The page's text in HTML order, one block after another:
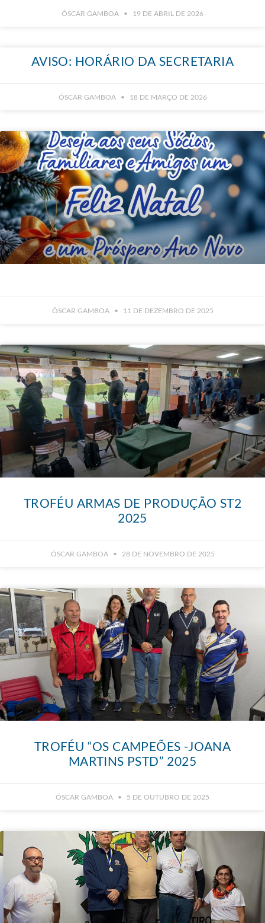
ÓSCAR GAMBOA 19 DE ABRIL DE 2026
AVISO: HORÁRIO DA SECRETARIA
ÓSCAR GAMBOA 18 DE MARÇO DE 2026
ÓSCAR GAMBOA 11 DE DEZEMBRO DE 2025
TROFÉU ARMAS DE PRODUÇÃO ST2
2025
ÓSCAR GAMBOA 28 DE NOVEMBRO DE 2025
TROFÉU “OS CAMPEÕES -JOANA
MARTINS PSTD” 2025
ÓSCAR GAMBOA 5 DE OUTUBRO DE 2025